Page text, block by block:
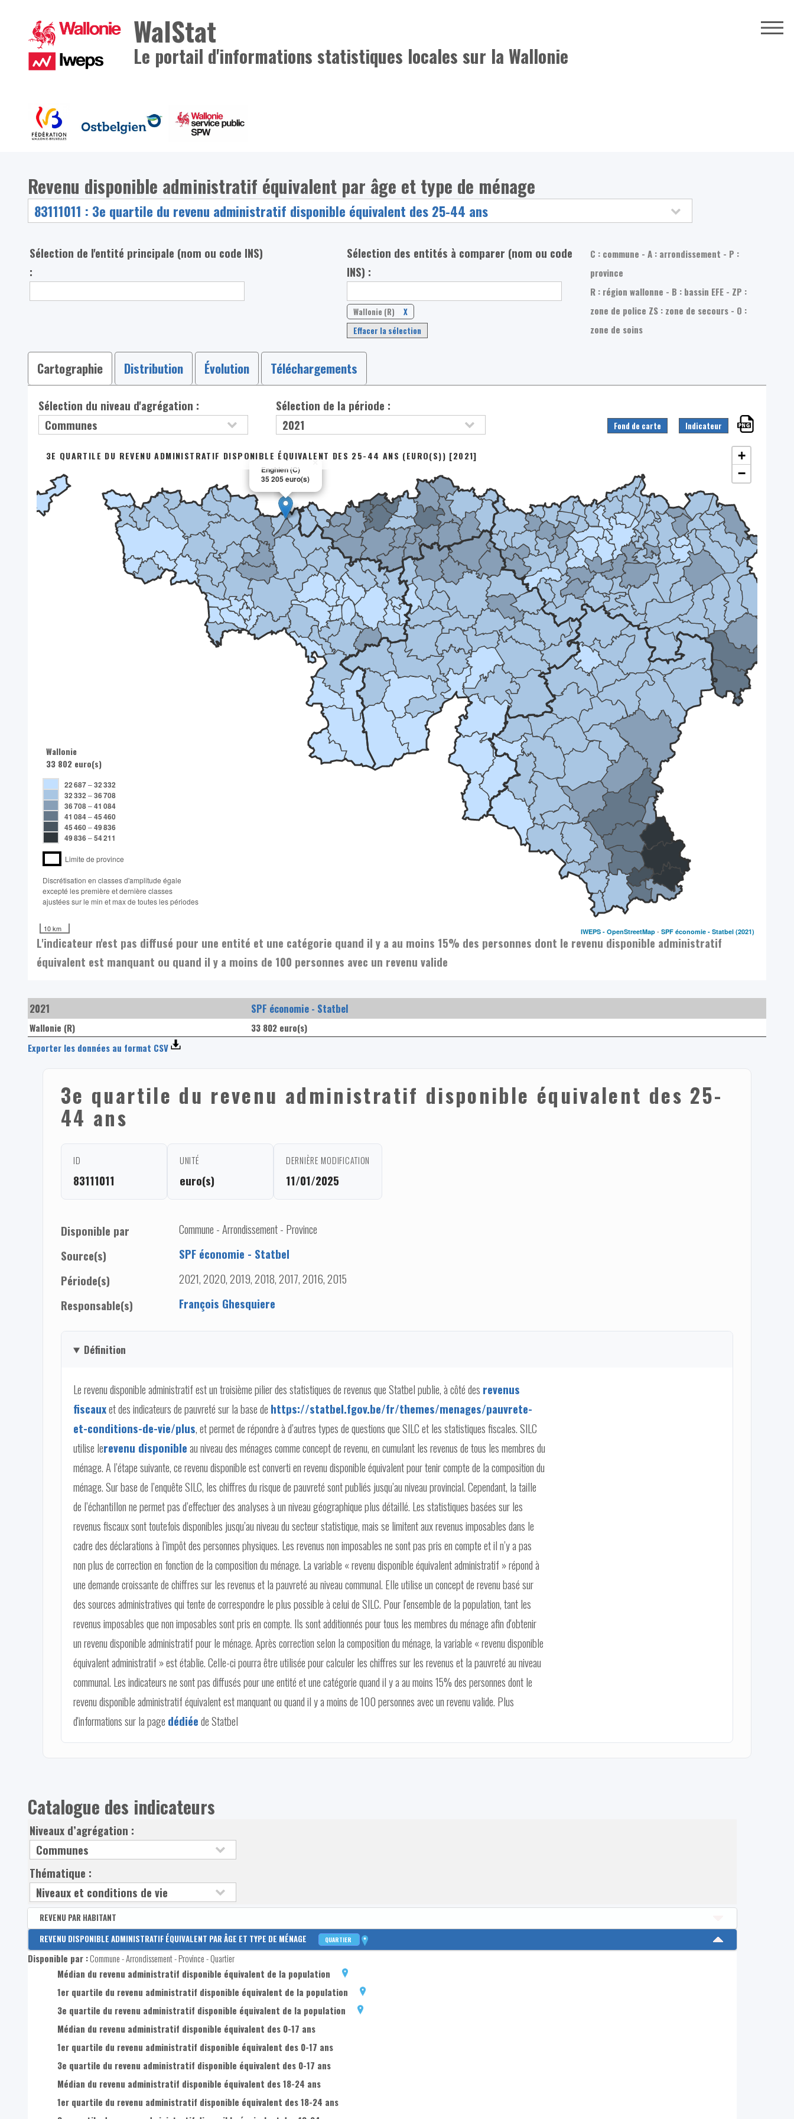
WalStat
Le portail d'informations statistiques locales sur la Wallonie
Revenu disponible administratif équivalent par âge et type de ménage
Sélection de l'entité principale (nom ou code INS)
:
Sélection des entités à comparer (nom ou code
INS) :
Wallonie (R)
X
Effacer la sélection
C : commune - A : arrondissement - P :
province
R : région wallonne - B : bassin EFE - ZP :
zone de police ZS : zone de secours - O :
zone de soins
Cartographie Distribution Évolution Téléchargements
Sélection du niveau d'agrégation : Sélection de la période :
Fond de carte Indicateur
Enghien (C)
35 205 euro(s)
×
3E QUARTILE DU REVENU ADMINISTRATIF DISPONIBLE ÉQUIVALENT DES 25-44 ANS (EURO(S)) [2021]
+
−
Wallonie
33 802 euro(s)
22 687–32 332
32 332 –36 708
36 708–41 084
41 084–45 460
45 460–49 836
49 836–54 211
Limite de province
Discrétisation en classes d'amplitude égale​
excepté les première et dernière classes
ajustées sur le min et max de toutes les périodes
10 km IWEPS -OpenStreetMap -SPF économie - Statbel (2021)
L'indicateur n'est pas diffusé pour une entité et une catégorie quand il y a au moins 15% des personnes dont le revenu disponible administratif
équivalent est manquant ou quand il y a moins de 100 personnes avec un revenu valide
2021 SPF économie - Statbel
Wallonie (R)
33 802 euro(s)
Exporter les données au format CSV
3e quartile du revenu administratif disponible équivalent des 25-
44 ans
ID
83111011
UNITÉ
euro(s)
DERNIÈRE MODIFICATION
11/01/2025
Disponible par
Commune - Arrondissement - Province
Source(s)
SPF économie - Statbel
Période(s)
2021, 2020, 2019, 2018, 2017, 2016, 2015
Responsable(s)
François Ghesquiere
Définition
Le revenu disponible administratif est un troisième pilier des statistiques de revenus que Statbel publie, à côté des revenus
fiscauxet des indicateurs de pauvreté sur la base de https://statbel.fgov.be/fr/themes/menages/pauvrete-
et-conditions-de-vie/plus, et permet de répondre à d’autres types de questions que SILC et les statistiques fiscales. SILC
utilise lerevenu disponibleau niveau des ménages comme concept de revenu, en cumulant les revenus de tous les membres du
ménage. A l’étape suivante, ce revenu disponible est converti en revenu disponible équivalent pour tenir compte de la composition du
ménage. Sur base de l’enquête SILC, les chiffres du risque de pauvreté sont publiés jusqu’au niveau provincial. Cependant, la taille
de l’échantillon ne permet pas d’effectuer des analyses à un niveau géographique plus détaillé. Les statistiques basées sur les
revenus fiscaux sont toutefois disponibles jusqu’au niveau du secteur statistique, mais se limitent aux revenus imposables dans le
cadre des déclarations à l’impôt des personnes physiques. Les revenus non imposables ne sont pas pris en compte et il n’y a pas
non plus de correction en fonction de la composition du ménage. La variable « revenu disponible équivalent administratif » répond à
une demande croissante de chiffres sur les revenus et la pauvreté au niveau communal. Elle utilise un concept de revenu basé sur
des sources administratives qui tente de correspondre le plus possible à celui de SILC. Pour l'ensemble de la population, tant les
revenus imposables que non imposables sont pris en compte. Ils sont additionnés pour tous les membres du ménage afin d'obtenir
un revenu disponible administratif pour le ménage. Après correction selon la composition du ménage, la variable « revenu disponible
équivalent administratif » est établie. Celle-ci pourra être utilisée pour calculer les chiffres sur les revenus et la pauvreté au niveau
communal. Les indicateurs ne sont pas diffusés pour une entité et une catégorie quand il y a au moins 15% des personnes dont le
revenu disponible administratif équivalent est manquant ou quand il y a moins de 100 personnes avec un revenu valide. Plus
d'informations sur la page dédiéede Statbel
Catalogue des indicateurs
Niveaux d’agrégation :
Thématique :
REVENU PAR HABITANT
Disponible par :Arrondissement - Province
Revenu disponible par habitant
Revenus primaires par habitant
REVENU DISPONIBLE ADMINISTRATIF ÉQUIVALENT PAR ÂGE ET TYPE DE MÉNAGE QUARTIER
Disponible par :Commune - Arrondissement - Province - Quartier
Médian du revenu administratif disponible équivalent de la population
1er quartile du revenu administratif disponible équivalent de la population
3e quartile du revenu administratif disponible équivalent de la population
Médian du revenu administratif disponible équivalent des 0-17 ans
1er quartile du revenu administratif disponible équivalent des 0-17 ans
3e quartile du revenu administratif disponible équivalent des 0-17 ans
Médian du revenu administratif disponible équivalent des 18-24 ans
1er quartile du revenu administratif disponible équivalent des 18-24 ans